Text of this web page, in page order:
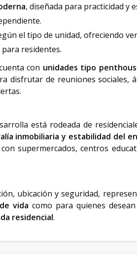
, diseñada para practicidad y
el tipo de unidad, ofreciendo
residentes.
con unidades tipo
disfrutar de reuniones sociales,
está rodeada de
inmobiliaria y estabilidad del
supermercados, centros
ubicación y seguridad,
vida como para quienes desean
residencial.